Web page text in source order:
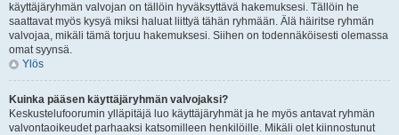
käyttäjäryhmän valvojan on tällöin hyväksyttävä hakemuksesi. Tällöin he
saattavat myös kysyä miksi haluat liittyä tähän ryhmään. Älä häiritse ryhmän
valvojaa, mikäli tämä torjuu hakemuksesi. Siihen on todennäköisesti olemassa
omat syynsä.
Ylös
Kuinka pääsen käyttäjäryhmän valvojaksi?
Keskustelufoorumin ylläpitäjä luo käyttäjäryhmät ja he myös antavat ryhmän
valvontaoikeudet parhaaksi katsomilleen henkilöille. Mikäli olet kiinnostunut